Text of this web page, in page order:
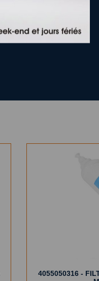
4055050316 -